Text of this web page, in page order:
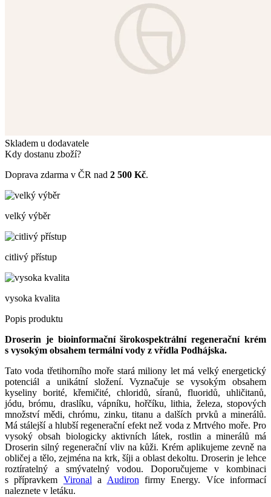
Skladem u dodavatele
Kdy dostanu zboží?
Doprava zdarma v ČR nad 2 500 Kč.
velký výběr
citlivý přístup
vysoka kvalita
Popis produktu
Droserin je bioinformační širokospektrální regenerační krém
s vysokým obsahem termální vody z vřídla Podhájska.
Tato voda třetihorního moře stará miliony let má velký energetický
potenciál a unikátní složení. Vyznačuje se vysokým obsahem
kyseliny borité, křemičité, chloridů, síranů, fluoridů, uhličitanů,
jódu, brómu, draslíku, vápníku, hořčíku, lithia, železa, stopových
množství mědi, chrómu, zinku, titanu a dalších prvků a minerálů.
Má stálejší a hlubší regenerační efekt než voda z Mrtvého moře. Pro
vysoký obsah biologicky aktivních látek, rostlin a minerálů má
Droserin silný regenerační vliv na kůži. Krém aplikujeme zevně na
obličej a tělo, zejména na krk, šíji a oblast dekoltu. Droserin je lehce
roztíratelný a smývatelný vodou. Doporučujeme v kombinaci
s přípravkem Vironal a Audiron firmy Energy. Více informací
naleznete v letáku.